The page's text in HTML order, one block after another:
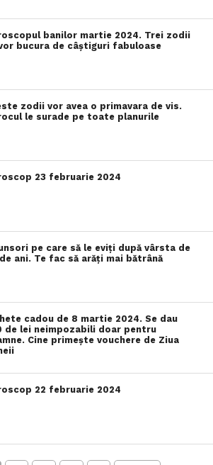
banilor martie 2024. Trei zodii
bucura de câștiguri fabuloase
zodii vor avea o primavara de vis.
le surade pe toate planurile
23 februarie 2024
pe care să le eviți după vârsta de
ani. Te fac să arăți mai bătrână
cadou de 8 martie 2024. Se dau
de lei neimpozabili doar pentru
Cine primeşte vouchere de Ziua
22 februarie 2024